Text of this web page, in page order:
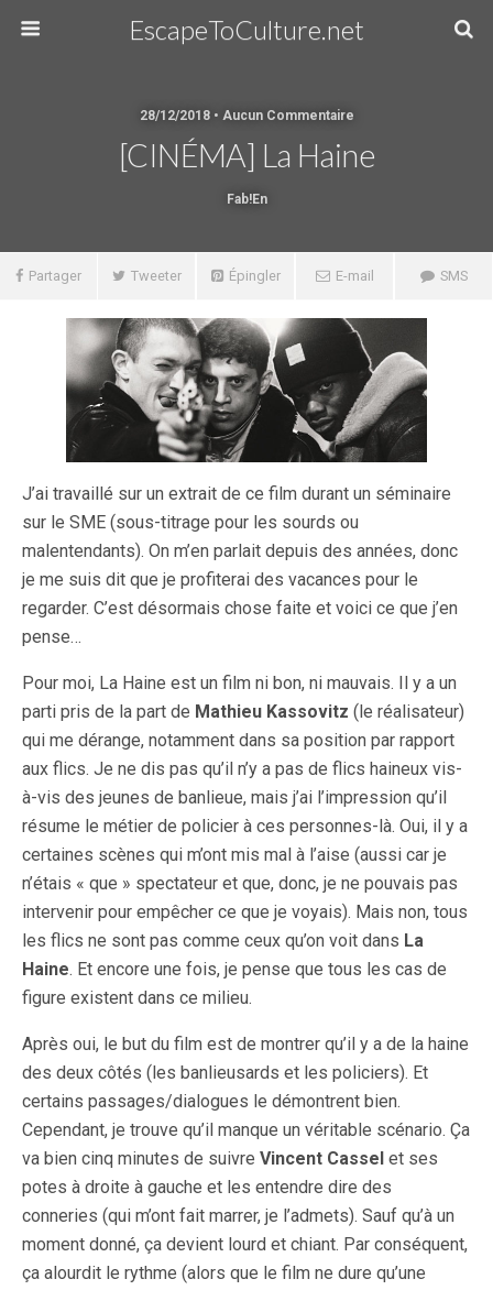
EscapeToCulture.net
28/12/2018 • Aucun Commentaire
[CINÉMA] La Haine
Fab!en
Partager Tweeter Épingler E-mail SMS
J’ai travaillé sur un extrait de ce film durant un séminaire
sur le SME (sous-titrage pour les sourds ou
malentendants). On m’en parlait depuis des années, donc
je me suis dit que je profiterai des vacances pour le
regarder. C’est désormais chose faite et voici ce que j’en
pense…
Pour moi, La Haine est un film ni bon, ni mauvais. Il y a un
parti pris de la part de Mathieu Kassovitz (le réalisateur)
qui me dérange, notamment dans sa position par rapport
aux flics. Je ne dis pas qu’il n’y a pas de flics haineux vis-
à-vis des jeunes de banlieue, mais j’ai l’impression qu’il
résume le métier de policier à ces personnes-là. Oui, il y a
certaines scènes qui m’ont mis mal à l’aise (aussi car je
n’étais « que » spectateur et que, donc, je ne pouvais pas
intervenir pour empêcher ce que je voyais). Mais non, tous
les flics ne sont pas comme ceux qu’on voit dans La
Haine. Et encore une fois, je pense que tous les cas de
figure existent dans ce milieu.
Après oui, le but du film est de montrer qu’il y a de la haine
des deux côtés (les banlieusards et les policiers). Et
certains passages/dialogues le démontrent bien.
Cependant, je trouve qu’il manque un véritable scénario. Ça
va bien cinq minutes de suivre Vincent Cassel et ses
potes à droite à gauche et les entendre dire des
conneries (qui m’ont fait marrer, je l’admets). Sauf qu’à un
moment donné, ça devient lourd et chiant. Par conséquent,
ça alourdit le rythme (alors que le film ne dure qu’une